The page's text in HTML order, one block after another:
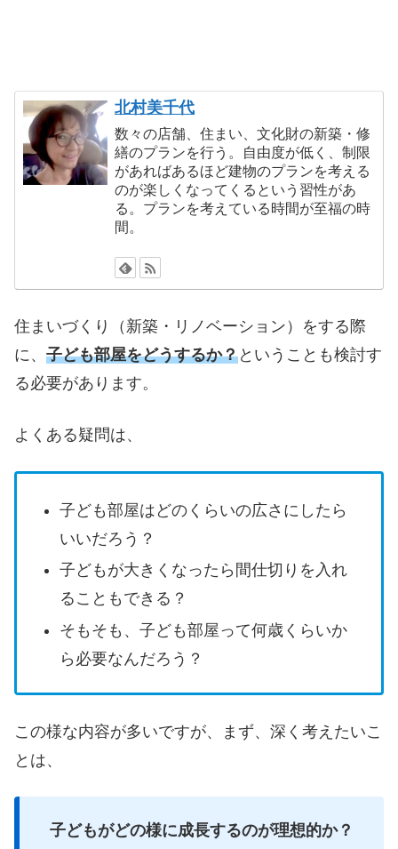
北村美千代
数々の店舗、住まい、文化財の新築・修
繕のプランを行う。自由度が低く、制限
があればあるほど建物のプランを考える
のが楽しくなってくるという習性があ
る。プランを考えている時間が至福の時
間。
住まいづくり（新築・リノベーション）をする際
に、 子ども部屋をどうするか？ということも検討す
る必要があります。
よくある疑問は、
子ども部屋はどのくらいの広さにしたら
いいだろう？
子どもが大きくなったら間仕切りを入れ
ることもできる？
そもそも、子ども部屋って何歳くらいか
ら必要なんだろう？
この様な内容が多いですが、まず、深く考えたいこ
とは、
子どもがどの様に成長するのが理想的か？